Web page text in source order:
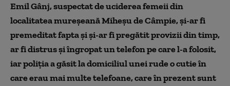
Emil Gânj, suspectat de uciderea femeii din
localitatea mureşeană Miheşu de Câmpie, şi-ar fi
premeditat fapta şi şi-ar fi pregătit provizii din timp,
ar fi distrus şi îngropat un telefon pe care l-a folosit,
iar poliţia a găsit la domiciliul unei rude o cutie în
care erau mai multe telefoane, care în prezent sunt